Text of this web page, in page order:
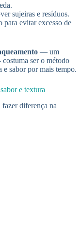
sujeiras e resíduos.
para evitar excesso de
— um
ser o método
e sabor por mais tempo.
e textura
diferença na